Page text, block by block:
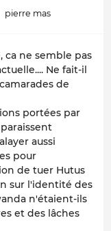
pierre mas
ca ne semble pas
Ne fait-il
de
portées par
aussi
pour
de tuer Hutus
sur l'identité des
n'étaient-ils
et des lâches